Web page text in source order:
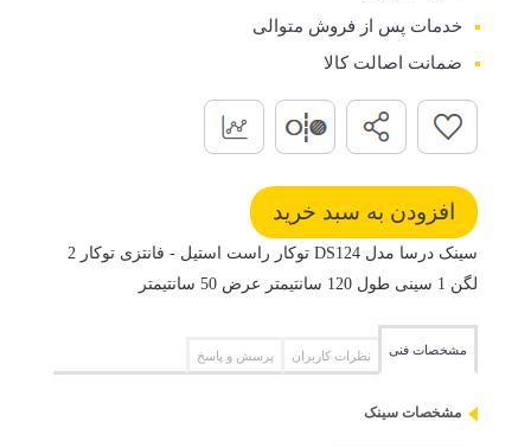
خدمات پس از فروش متوالی
ضمانت اصالت کالا
سینک درسا مدل DS124 توکار راست استیل - فانتزی توکار 2
لگن 1 سینی طول 120 سانتیمتر عرض 50 سانتیمتر
مشخصات فنی نظرات کاربران پرسش و پاسخ
مشخصات سینک